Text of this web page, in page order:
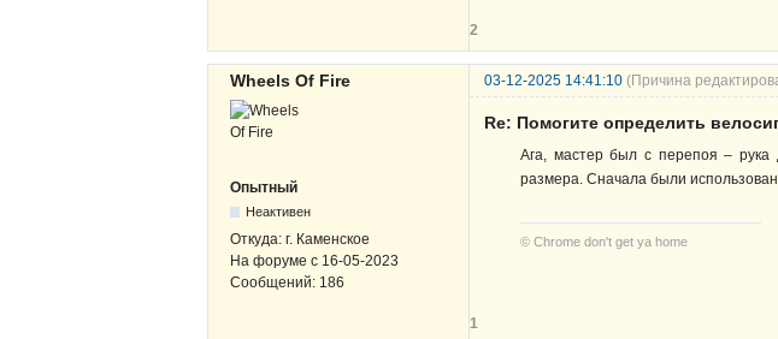
2
Wheels Of Fire 03-12-2025 14:41:10 (Причина
Опытный
Неактивен
Откуда: г. Каменское
На форуме с 16-05-2023
Сообщений: 186
Re: Помогите определить
Ага, мастер был с перепоя – рука
размера. Сначала были
© Chrome don't get ya home
1